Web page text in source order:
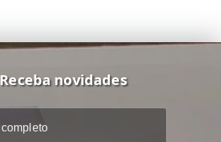
Receba novidades